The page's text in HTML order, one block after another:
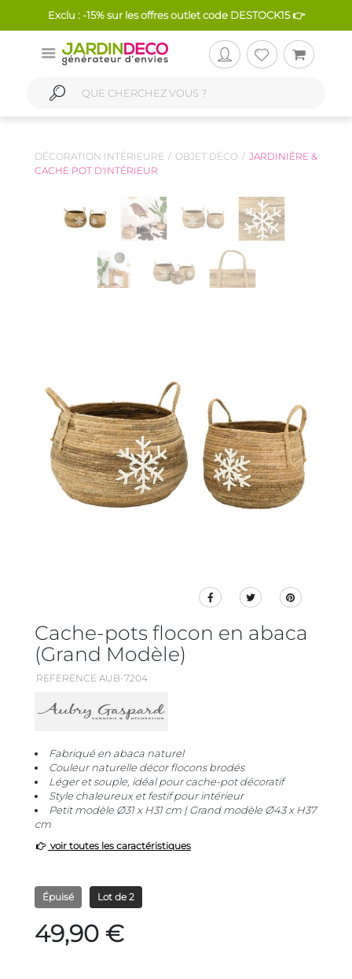
Exclu : -15% sur les offres outlet code DESTOCK15 👉
DÉCORATION INTÉRIEURE OBJET DÉCO
JARDINIÈRE &
CACHE POT D'INTÉRIEUR
Cache-pots flocon en abaca
(Grand Modèle)
REFERENCE AUB-7204
Fabriqué en abaca naturel
Couleur naturelle décor flocons brodés
Léger et souple, idéal pour cache-pot décoratif
Style chaleureux et festif pour intérieur
Petit modèle Ø31 x H31 cm | Grand modèle Ø43 x H37
cm
voir toutes les caractéristiques
Épuisé Lot de 2
49,90 €